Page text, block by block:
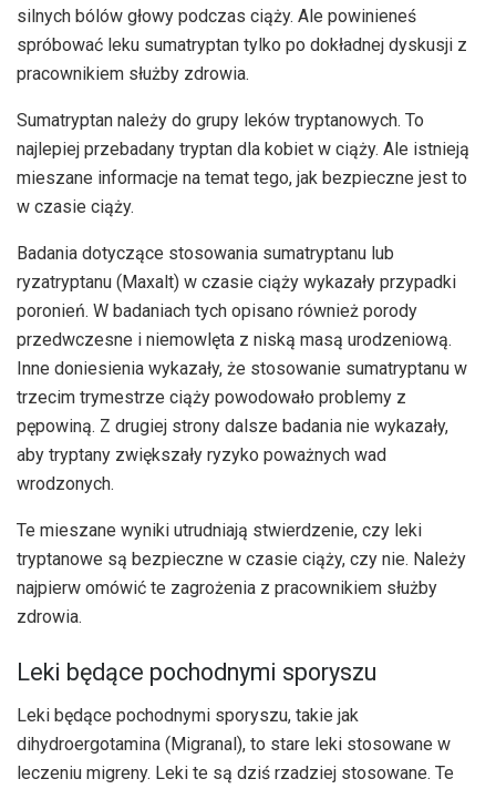
silnych bólów głowy podczas ciąży. Ale powinieneś
spróbować leku sumatryptan tylko po dokładnej dyskusji z
pracownikiem służby zdrowia.
Sumatryptan należy do grupy leków tryptanowych. To
najlepiej przebadany tryptan dla kobiet w ciąży. Ale istnieją
mieszane informacje na temat tego, jak bezpieczne jest to
w czasie ciąży.
Badania dotyczące stosowania sumatryptanu lub
ryzatryptanu (Maxalt) w czasie ciąży wykazały przypadki
poronień. W badaniach tych opisano również porody
przedwczesne i niemowlęta z niską masą urodzeniową.
Inne doniesienia wykazały, że stosowanie sumatryptanu w
trzecim trymestrze ciąży powodowało problemy z
pępowiną. Z drugiej strony dalsze badania nie wykazały,
aby tryptany zwiększały ryzyko poważnych wad
wrodzonych.
Te mieszane wyniki utrudniają stwierdzenie, czy leki
tryptanowe są bezpieczne w czasie ciąży, czy nie. Należy
najpierw omówić te zagrożenia z pracownikiem służby
zdrowia.
Leki będące pochodnymi sporyszu
Leki będące pochodnymi sporyszu, takie jak
dihydroergotamina (Migranal), to stare leki stosowane w
leczeniu migreny. Leki te są dziś rzadziej stosowane. Te